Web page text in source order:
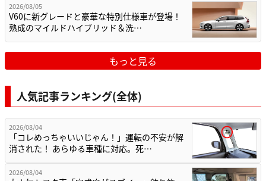
2026/08/05
V60に新グレードと豪華な特別仕様車が登場！
熟成のマイルドハイブリッド＆洗…
もっと見る
人気記事ランキング(全体)
2026/08/04
「コレめっちゃいいじゃん！」運転の不安が解
消された！ あらゆる車種に対応。死…
2026/08/04